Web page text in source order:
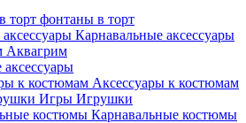
фонтаны в торт
Карнавальные аксессуары
Аквагрим
Аксессуары к костюмам
Игры Игрушки
Карнавальные костюмы